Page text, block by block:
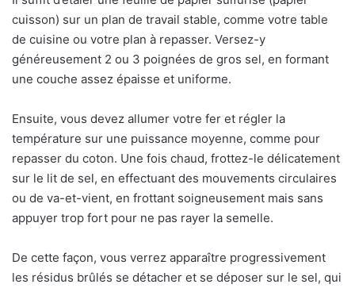
cuisson) sur un plan de travail stable, comme votre table
de cuisine ou votre plan à repasser. Versez-y
généreusement 2 ou 3 poignées de gros sel, en formant
une couche assez épaisse et uniforme.
Ensuite, vous devez allumer votre fer et régler la
température sur une puissance moyenne, comme pour
repasser du coton. Une fois chaud, frottez-le délicatement
sur le lit de sel, en effectuant des mouvements circulaires
ou de va-et-vient, en frottant soigneusement mais sans
appuyer trop fort pour ne pas rayer la semelle.
De cette façon, vous verrez apparaître progressivement
les résidus brûlés se détacher et se déposer sur le sel, qui